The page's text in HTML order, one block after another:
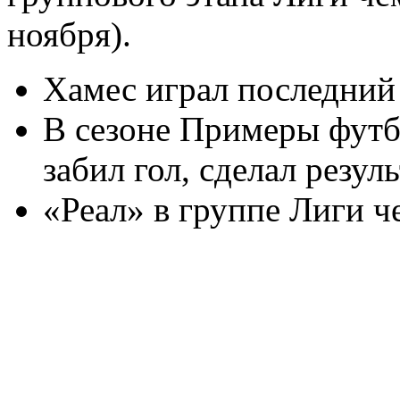
ноября).
Хамес играл последний
В сезоне Примеры
забил гол, сделал
«Реал» в группе Лиги